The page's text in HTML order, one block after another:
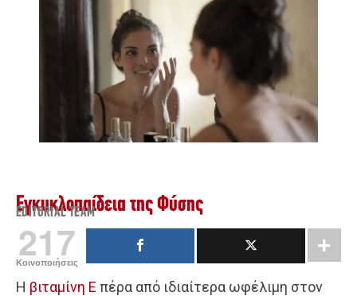
Εγκυκλοπαίδεια της Φύσης
EDITORIAL TEAM
217
Κοινοποιήσεις
Η βιταμίνη Ε πέρα από ιδιαίτερα ωφέλιμη στον